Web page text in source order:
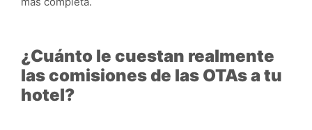
¿Cuánto le cuestan realmente
las comisiones de las OTAs a tu
hotel?